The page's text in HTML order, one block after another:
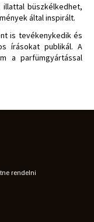
büszkélkedhet,
által inspirált.
is tevékenykedik és
írásokat publikál. A
a parfümgyártással
rendelni